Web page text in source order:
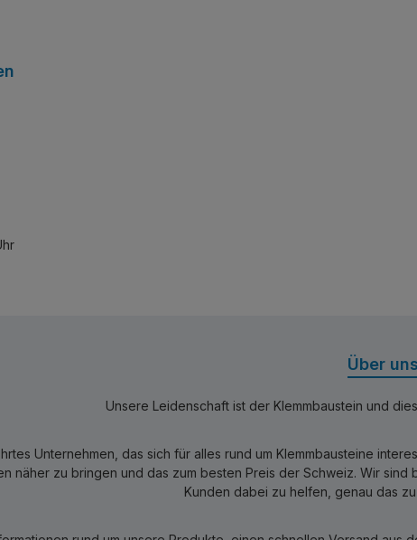
Über uns
Unsere Leidenschaft ist der Klemmbaustein und
Unternehmen, das sich für alles rund um Klemmbausteine
näher zu bringen und das zum besten Preis der Schweiz. Wir
Kunden dabei zu helfen, genau das